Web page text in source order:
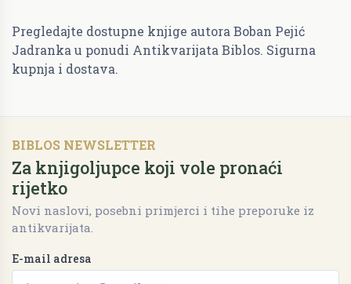
Pregledajte dostupne knjige autora Boban Pejić
Jadranka u ponudi Antikvarijata Biblos. Sigurna
kupnja i dostava.
BIBLOS NEWSLETTER
Za knjigoljupce koji vole pronaći
rijetko
Novi naslovi, posebni primjerci i tihe preporuke iz
antikvarijata.
E-mail adresa